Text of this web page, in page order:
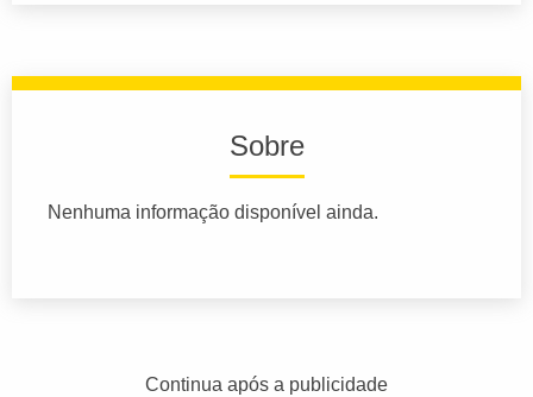
Sobre
Nenhuma informação disponível ainda.
Continua após a publicidade